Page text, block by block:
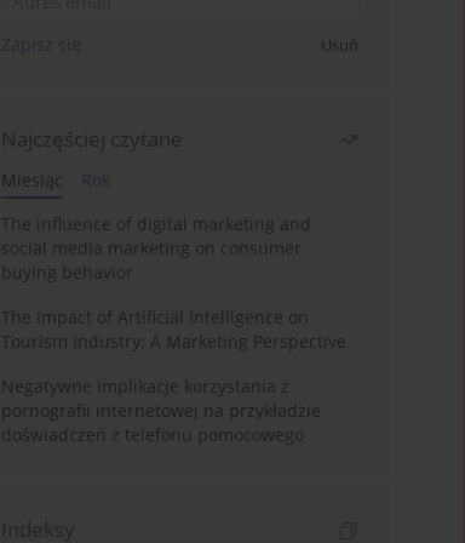
Zapisz się Usuń
Najczęściej czytane
Miesiąc
Rok
The influence of digital marketing and
social media marketing on consumer
buying behavior
The Impact of Artificial Intelligence on
Tourism Industry: A Marketing Perspective
Negatywne implikacje korzystania z
pornografii internetowej na przykładzie
doświadczeń z telefonu pomocowego
Indeksy